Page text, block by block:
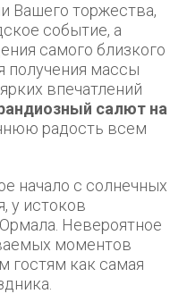
Вашего торжества,
событие, а
самого близкого
получения массы
впечатлений
салют на
радость всем
начало с солнечных
у истоков
Невероятное
моментов
гостям как самая